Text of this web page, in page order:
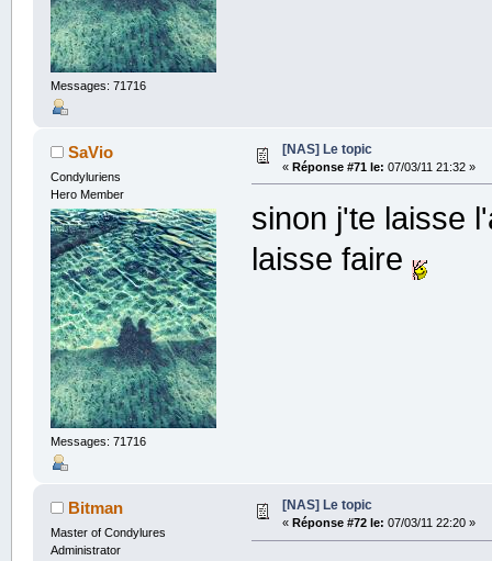
Messages: 71716
SaVio
Condyluriens
Hero Member
Messages: 71716
[NAS] Le topic
« Réponse #71 le: 07/03/11 21:32 »
sinon j'te laisse
laisse faire
Bitman
Master of Condylures
Administrator
[NAS] Le topic
« Réponse #72 le: 07/03/11 22:20 »